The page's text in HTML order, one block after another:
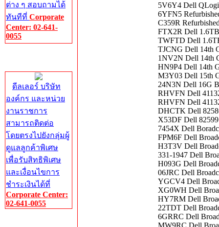
ต่าง ๆ สอบถามได้
ทันทีที่ Corporate
Center: 02-641-
0055
ดีลเลอร์ บริษัท
องค์กร และหน่วย
งานราชการ
สามารถติดต่อ
โดยตรงไปยังกลุ่มผู้
ดูแลลูกค้าพิเศษ
เพื่อรับสิทธิพิเศษ
และเงื่อนไขการ
ชำระเงินได้ที่
Corporate Center:
02-641-0055
5V6Y4 Dell
6YFN5
C359R
FTX2R Dell
TWFTD Dell
TJCNG Dell 14th
1NV2N Dell 14th
HN9P4 Dell 14th
M3Y03 Dell 15th
24N3N Dell 16G
RHVFN Dell
RHVFN Dell
DHCTK Dell
X53DF Dell
7454X Dell
FPM6F Dell
H3T3V Dell
331-1947 Dell
H093G Dell
06JRC Dell
YGCV4 Dell
XG0WH Dell
HY7RM Dell
22TDT Dell
6GRRC Dell
MW9RC Dell